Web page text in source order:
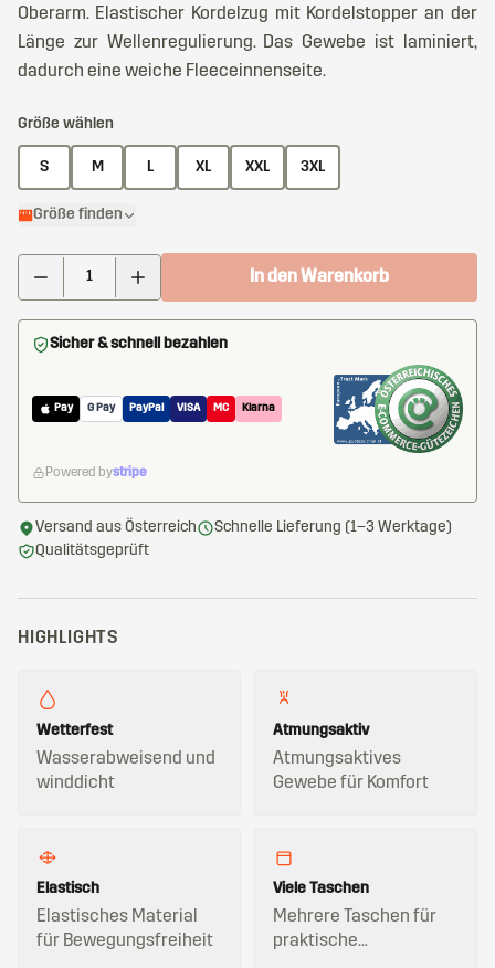
Oberarm. Elastischer Kordelzug mit Kordelstopper an der
Länge zur Wellenregulierung. Das Gewebe ist laminiert,
dadurch eine weiche Fleeceinnenseite.
Größe wählen
S M L XL XXL 3XL
Größe finden
In den Warenkorb
Sicher & schnell bezahlen
Pay G Pay PayPal VISA MC Klarna
Powered bystripe
Versand aus Österreich
Schnelle Lieferung (1–3 Werktage)
Qualitätsgeprüft
HIGHLIGHTS
Wetterfest
Wasserabweisend und
winddicht
Atmungsaktiv
Atmungsaktives
Gewebe für Komfort
Elastisch
Elastisches Material
für Bewegungsfreiheit
Viele Taschen
Mehrere Taschen für
praktische